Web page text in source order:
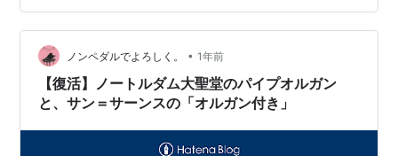
生まれたるものは死し生くるものは滅ぶ。諸有る事物は
みなその発生の当初においてすでに腐朽破滅の芽を備え
ている。けだし天の万物を愛護撫育する目的は、最後
の…
ノンペダルでよろしく。 • 1年前
【復活】ノートルダム大聖堂のパイプオルガン
と、サン＝サーンスの「オルガン付き」